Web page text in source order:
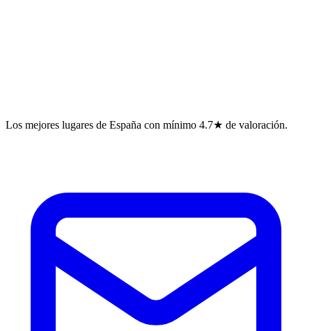
Los mejores lugares de España con mínimo 4.7★ de valoración.